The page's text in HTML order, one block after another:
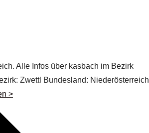
Alle Infos über kasbach im Bezirk
Zwettl Bundesland: Niederösterreich
>